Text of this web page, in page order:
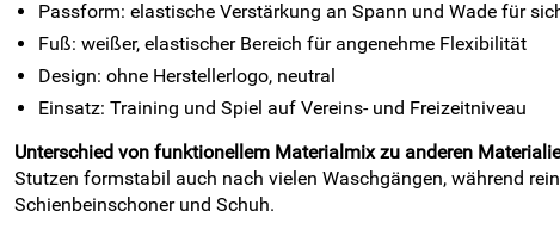
Passform: elastische Verstärkung an Spann und Wade für
Fuß: weißer, elastischer Bereich für angenehme Flexibilität
Design: ohne Herstellerlogo, neutral
Einsatz: Training und Spiel auf Vereins- und Freizeitniveau
Unterschied von funktionellem Materialmix zu anderen
Stutzen formstabil auch nach vielen Waschgängen, während
Schienbeinschoner und Schuh.